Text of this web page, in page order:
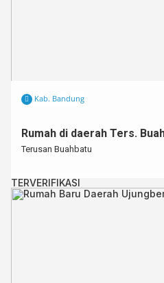
Kab. Bandung
Rumah di daerah Ters.
Terusan Buahbatu
TERVERIFIKASI